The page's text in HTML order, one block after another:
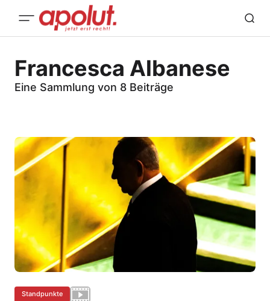
Francesca Albanese
Eine Sammlung von 8 Beiträge
Standpunkte